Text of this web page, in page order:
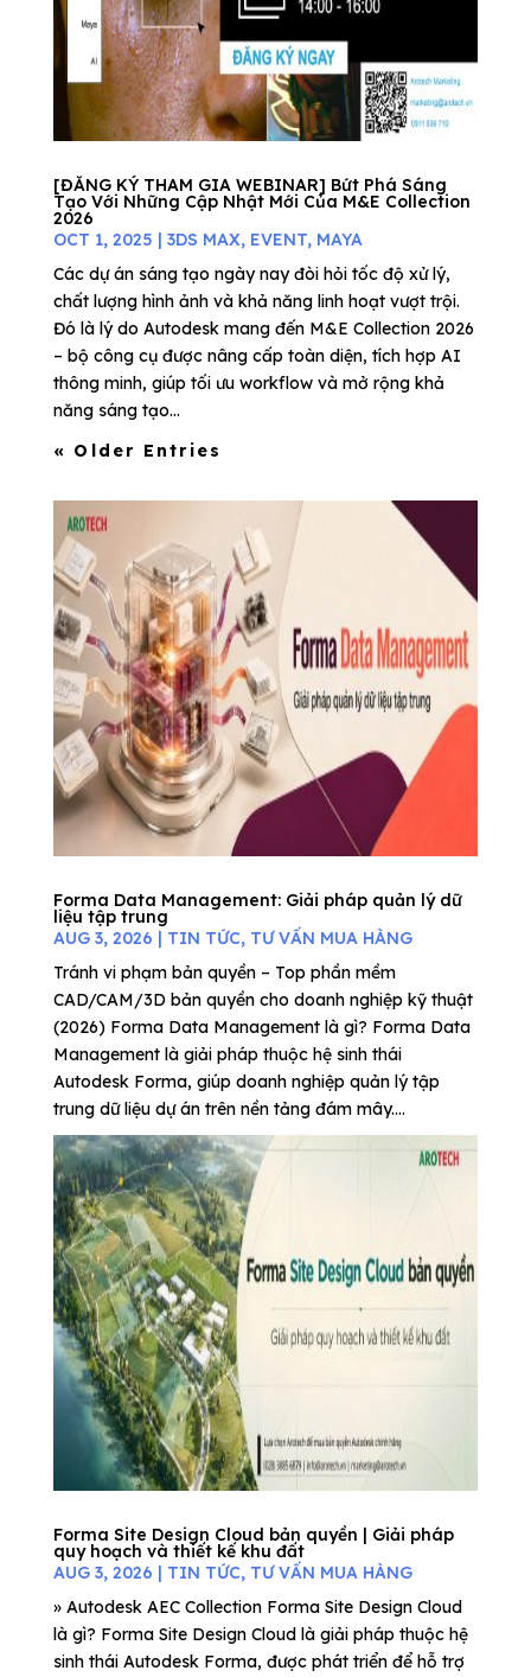
[ĐĂNG KÝ THAM GIA WEBINAR] Bứt Phá Sáng
Tạo Với Những Cập Nhật Mới Của M&E Collection
2026
OCT 1, 2025 | 3DS MAX, EVENT, MAYA
Các dự án sáng tạo ngày nay đòi hỏi tốc độ xử lý,
chất lượng hình ảnh và khả năng linh hoạt vượt trội.
Đó là lý do Autodesk mang đến M&E Collection 2026
– bộ công cụ được nâng cấp toàn diện, tích hợp AI
thông minh, giúp tối ưu workflow và mở rộng khả
năng sáng tạo...
« Older Entries
Forma Data Management: Giải pháp quản lý dữ
liệu tập trung
AUG 3, 2026 | TIN TỨC, TƯ VẤN MUA HÀNG
Tránh vi phạm bản quyền – Top phần mềm
CAD/CAM/3D bản quyền cho doanh nghiệp kỹ thuật
(2026) Forma Data Management là gì? Forma Data
Management là giải pháp thuộc hệ sinh thái
Autodesk Forma, giúp doanh nghiệp quản lý tập
trung dữ liệu dự án trên nền tảng đám mây....
Forma Site Design Cloud bản quyền | Giải pháp
quy hoạch và thiết kế khu đất
AUG 3, 2026 | TIN TỨC, TƯ VẤN MUA HÀNG
» Autodesk AEC Collection Forma Site Design Cloud
là gì? Forma Site Design Cloud là giải pháp thuộc hệ
sinh thái Autodesk Forma, được phát triển để hỗ trợ